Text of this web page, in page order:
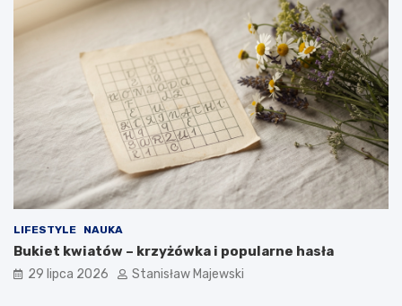
LIFESTYLE NAUKA
Bukiet kwiatów – krzyżówka i popularne hasła
29 lipca 2026 Stanisław Majewski